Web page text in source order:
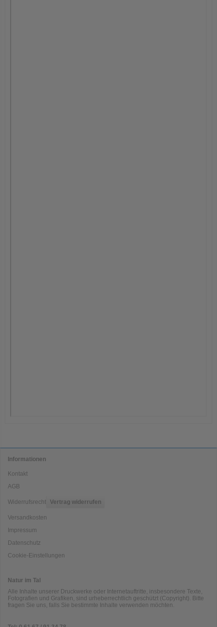
Informationen
Kontakt
AGB
Widerrufsrecht Vertrag widerrufen
Versandkosten
Impressum
Datenschutz
Cookie-Einstellungen
Natur im Tal
Alle Inhalte unserer Druckwerke oder Internetauftritte, insbesondere Texte,
Fotografien und Grafiken, sind urheberrechtlich geschützt (Copyright). Bitte
fragen Sie uns, falls Sie bestimmte Inhalte verwenden möchten.